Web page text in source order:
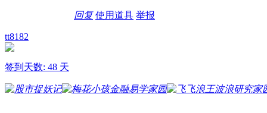
回复 使用道具 举报
tt8182
签到天数: 48 天